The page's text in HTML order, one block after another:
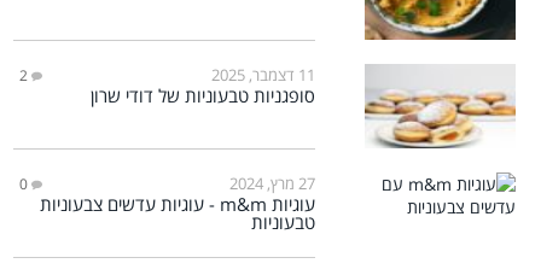
11 דצמבר, 2025 2
סופגניות טבעוניות של דודי שרון
27 מרץ, 2024 0
עוגיות m&m - עוגיות עדשים צבעוניות
טבעוניות